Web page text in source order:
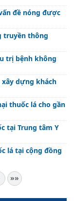
đề nóng được
truyền thông
trị bệnh không
dựng khách
thuốc lá cho gần
tại Trung tâm Y
lá tại cộng đồng
»»